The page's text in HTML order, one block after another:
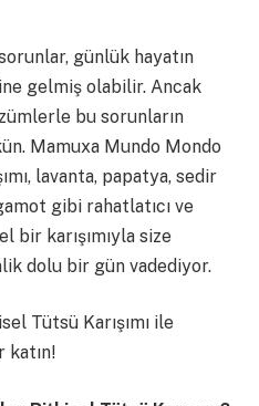
günlük hayatın
gelmiş olabilir. Ancak
bu sorunların
Mamuxa Mundo Mondo
lavanta, papatya, sedir
gibi rahatlatıcı ve
karışımıyla size
dolu bir gün vadediyor.
Tütsü Karışımı ile
katın!